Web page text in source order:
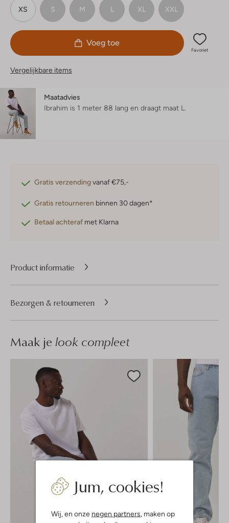
Jum, cookies!
Wij, en onze negen partners, maken op
XS S M L XL XXL
Voeg toe
Favoriet
Vergelijkbare items
Maatadvies
Ibrahim is 1 meter 88 lang en draagt maat L.
Gratis verzendingvanaf €75,-
Gratis retourneren binnen 30 dagen*
Betaal achteraf met Klarna
Product informatie
Bezorgen & retourneren
Maak je look compleet